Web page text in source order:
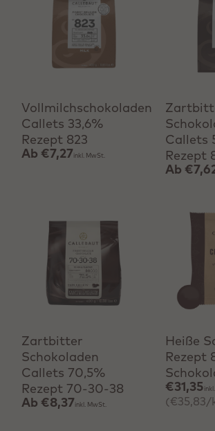
Produkt anzeigen
Vollmilchschokoladen
Callets 33,6%
Rezept 823
Ab €7,27inkl. MwSt.
Callets
Rezept
Ab
Produkt anzeigen
Zartbitter
Schokoladen
Callets 70,5%
Rezept 70-30-38
Ab €8,37 inkl. MwSt.
Heiße
Rezept
€31,35
(€35,83/